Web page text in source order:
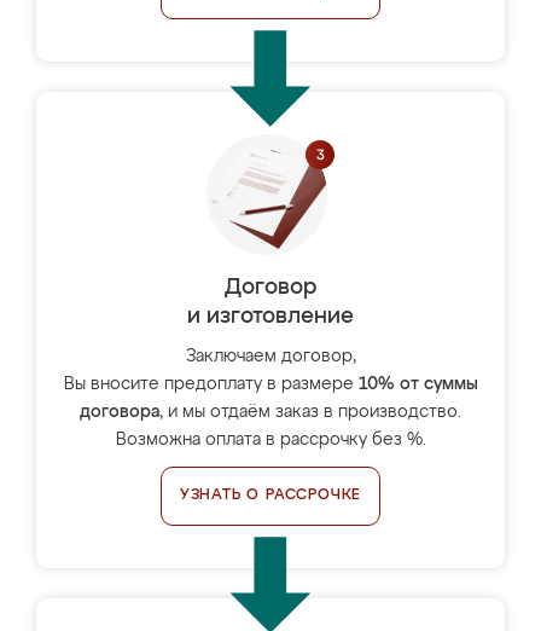
Договор
и изготовление
Заключаем договор,
Вы вносите предоплату в размере 10% от суммы
договора, и мы отдаём заказ в производство.
Возможна оплата в рассрочку без %.
УЗНАТЬ О РАССРОЧКЕ